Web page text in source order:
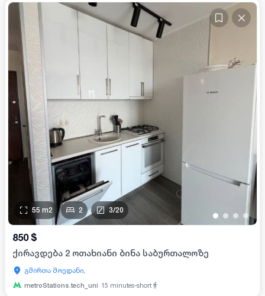
• • • •
55 m2 2 3/20
850 $
ქირავდება 2 ოთახიანი ბინა საბურთალოზე
გმირთა მოედანი,
metroStations.tech_uni 15 minutes-short